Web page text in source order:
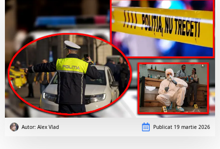
Autor: Alex Vlad Publicat 19 martie 2026